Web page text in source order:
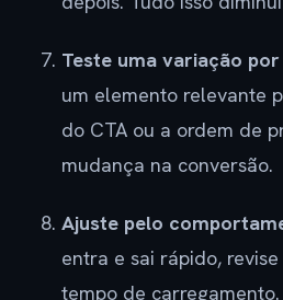
Teste uma variação
um elemento relevante
do CTA ou a ordem de
mudança na conversão.
Ajuste pelo
entra e sai rápido,
tempo de